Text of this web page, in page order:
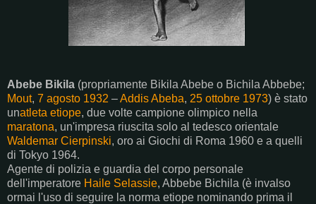
Abebe Bikila (propriamente Bikila Abebe o Bichila Abbebe;
Mout, 7 agosto 1932 –Addis Abeba, 25 ottobre 1973) è stato
unatleta etiope, due volte campione olimpico nella
maratona, un'impresa riuscita solo al tedesco orientale
Waldemar Cierpinski, oro ai Giochi di Roma 1960 e a quelli
di Tokyo 1964.
Agente di polizia e guardia del corpo personale
dell'imperatore Haile Selassie, Abbebe Bichila (è invalso
ormai l'uso di seguire la norma etiope nominando prima il